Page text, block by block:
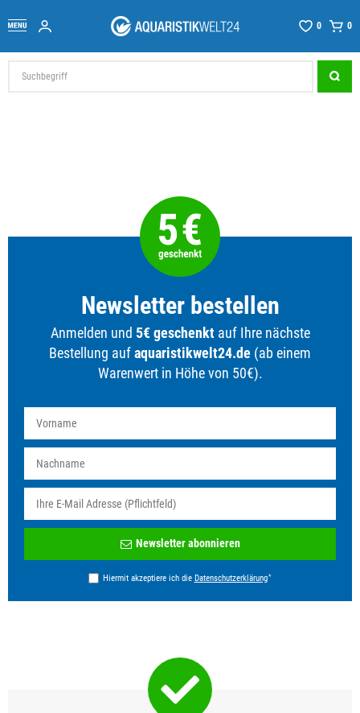
0 0
Newsletter bestellen
Anmelden und 5€ geschenktauf Ihre nächste
Bestellung aufaquaristikwelt24.de (ab einem
Warenwert in Höhe von 50€).
Honig
Newsletter abonnieren
Hiermit akzeptiere ich die Daten­schutz­erklärung*